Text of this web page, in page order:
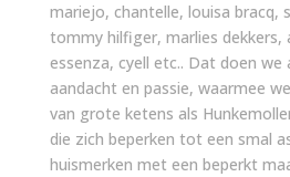
mariejo, chantelle, louisa bracq,
tommy hilfiger, marlies dekkers,
essenza, cyell etc.. Dat doen we
aandacht en passie, waarmee
van grote ketens als
die zich beperken tot een smal
huismerken met een beperkt